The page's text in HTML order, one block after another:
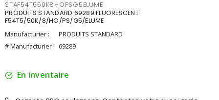
STAF54T550K8HOPSG5ELUME
PRODUITS STANDARD 69289 FLUORESCENT
F54T5/50K/8/HO/PS/G5/ELUME
Manufacturier :
PRODUITS STANDARD
# Manufacturier : 69289
En inventaire